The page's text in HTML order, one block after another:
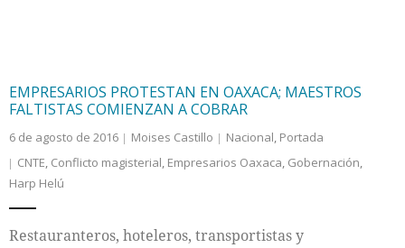
EMPRESARIOS PROTESTAN EN OAXACA; MAESTROS
FALTISTAS COMIENZAN A COBRAR
6 de agosto de 2016 Moises Castillo Nacional, Portada
CNTE, Conflicto magisterial, Empresarios Oaxaca, Gobernación,
Harp Helú
Restauranteros, hoteleros, transportistas y